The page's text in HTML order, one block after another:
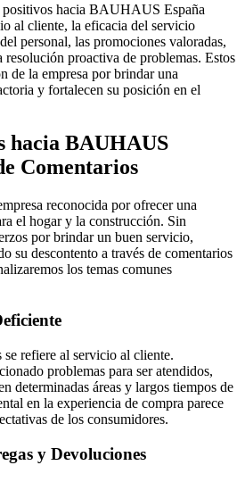
positivos hacia BAUHAUS España
al cliente, la eficacia del servicio
personal, las promociones valoradas,
proactiva de problemas. Estos
de la empresa por brindar una
y fortalecen su posición en el
hacia BAUHAUS
Comentarios
reconocida por ofrecer una
el hogar y la construcción. Sin
por brindar un buen servicio,
su descontento a través de comentarios
los temas comunes
se refiere al servicio al cliente.
problemas para ser atendidos,
determinadas áreas y largos tiempos de
en la experiencia de compra parece
de los consumidores.
y Devoluciones